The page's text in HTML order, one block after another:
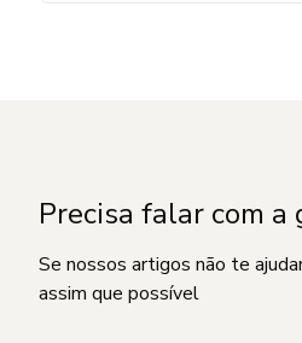
Precisa falar com a
Se nossos artigos não te
assim que possível